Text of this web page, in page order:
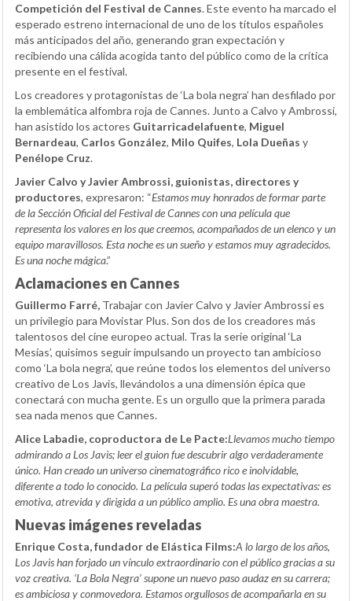
Competición del Festival de Cannes. Este evento ha marcado el
esperado estreno internacional de uno de los títulos españoles
más anticipados del año, generando gran expectación y
recibiendo una cálida acogida tanto del público como de la crítica
presente en el festival.
Los creadores y protagonistas de ‘La bola negra’ han desfilado por
la emblemática alfombra roja de Cannes. Junto a Calvo y Ambrossi,
han asistido los actores Guitarricadelafuente, Miguel
Bernardeau, Carlos González, Milo Quifes, Lola Dueñas y
Penélope Cruz.
Javier Calvo y Javier Ambrossi, guionistas, directores y
productores, expresaron: “Estamos muy honrados de formar parte
de la Sección Oficial del Festival de Cannes con una película que
representa los valores en los que creemos, acompañados de un elenco y un
equipo maravillosos. Esta noche es un sueño y estamos muy agradecidos.
Es una noche mágica.”
Aclamaciones en Cannes
Guillermo Farré, Trabajar con Javier Calvo y Javier Ambrossi es
un privilegio para Movistar Plus. Son dos de los creadores más
talentosos del cine europeo actual. Tras la serie original ‘La
Mesías’, quisimos seguir impulsando un proyecto tan ambicioso
como ‘La bola negra’, que reúne todos los elementos del universo
creativo de Los Javis, llevándolos a una dimensión épica que
conectará con mucha gente. Es un orgullo que la primera parada
sea nada menos que Cannes.
Alice Labadie, coproductora de Le Pacte:Llevamos mucho tiempo
admirando a Los Javis; leer el guion fue descubrir algo verdaderamente
único. Han creado un universo cinematográfico rico e inolvidable,
diferente a todo lo conocido. La película superó todas las expectativas: es
emotiva, atrevida y dirigida a un público amplio. Es una obra maestra.
Nuevas imágenes reveladas
Enrique Costa, fundador de Elástica Films:A lo largo de los años,
Los Javis han forjado un vínculo extraordinario con el público gracias a su
voz creativa. ‘La Bola Negra’ supone un nuevo paso audaz en su carrera;
es ambiciosa y conmovedora. Estamos orgullosos de acompañarla en su